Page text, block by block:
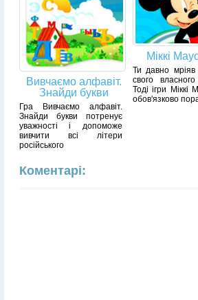
Вивчаємо алфавіт.
Знайди букви
Гра Вивчаємо алфавіт.
Знайди букви потренує
уважності і допоможе
вивчити всі літери
російського
Міккі
Ти давно мріяв
свого
Тоді ігри Міккі
обов'язково
Коментарі: